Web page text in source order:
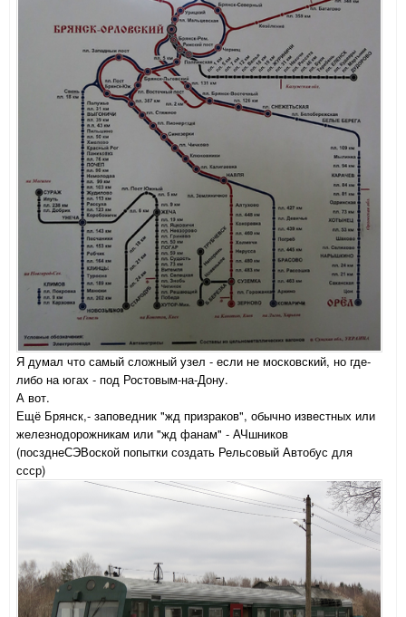
Я думал что самый сложный узел - если не московский, но где-
либо на югах - под Ростовым-на-Дону.
А вот.
Ещё Брянск,- заповедник "жд призраков", обычно известных или
железнодорожникам или "жд фанам" - АЧшников
(посзднеСЭВоской попытки создать Рельсовый Автобус для
ссср)